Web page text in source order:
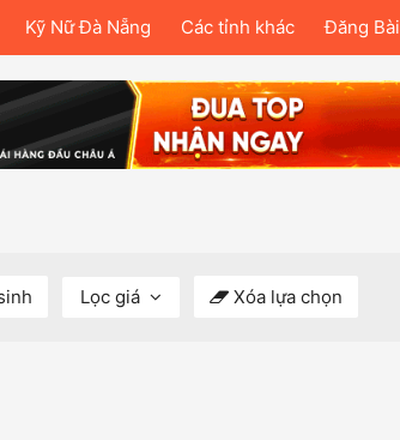
Kỹ Nữ Đà Nẵng Các tỉnh khác Đăng Bài
Lọc giá Xóa lựa chọn